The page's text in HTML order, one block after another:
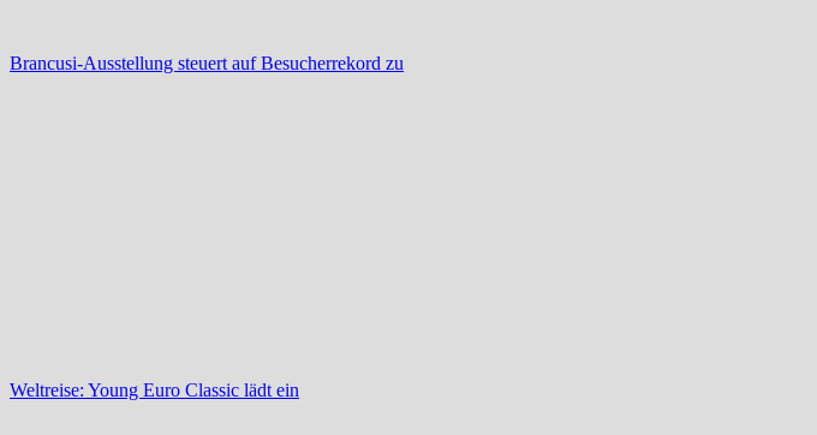
Brancusi-Ausstellung steuert auf Besucherrekord zu
Weltreise: Young Euro Classic lädt ein